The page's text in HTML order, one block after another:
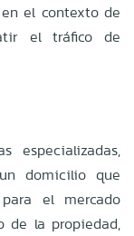
el contexto de
el tráfico de
especializadas,
domicilio que
el mercado
de la propiedad,